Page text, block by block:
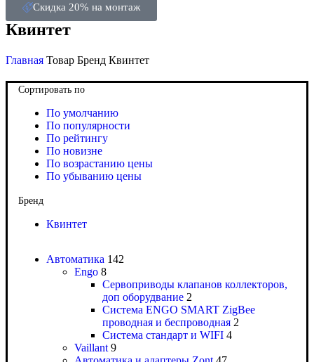
Скидка 20% на монтаж
Квинтет
Главная Товар Бренд Квинтет
Сортировать по
По умолчанию
По популярности
По рейтингу
По новизне
По возрастанию цены
По убыванию цены
Бренд
Квинтет
Автоматика 142
Engo 8
Сервоприводы клапанов коллекторов,
доп оборудвание 2
Система ENGO SMART ZigBee
проводная и беспроводная 2
Система стандарт и WIFI 4
Vaillant 9